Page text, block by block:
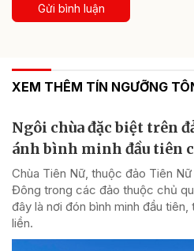
Gửi bình luận
XEM THÊM TÍN NGƯỠNG
Ngôi chùa đặc biệt trên
ánh bình minh đầu tiên
Chùa Tiên Nữ, thuộc đảo Tiên
Đông trong các đảo thuộc chủ
đây là nơi đón bình minh đầu
liền.